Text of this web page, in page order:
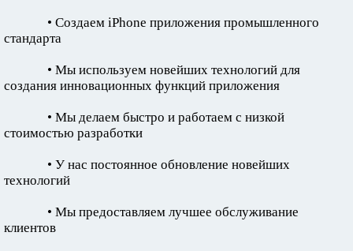
• Создаем iPhone приложения промышленного
стандарта
• Мы используем новейших технологий для
создания инновационных функций приложения
• Мы делаем быстро и работаем с низкой
стоимостью разработки
• У нас постоянное обновление новейших
технологий
• Мы предоставляем лучшее обслуживание
клиентов